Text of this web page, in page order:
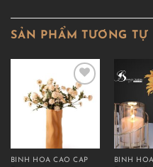
SẢN PHẨM TƯƠNG TỰ
BÌNH HOA CAO CẤP BÌNH